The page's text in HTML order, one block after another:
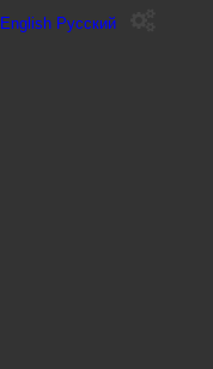
English Русский